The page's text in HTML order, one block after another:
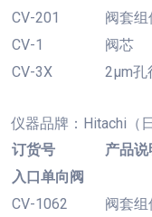
CV-201
阀套组
CV-1
阀芯
CV-3X
2µm孔
仪器品牌： Hitachi（
订货号
产品说
入口单向阀
CV-1062
阀套组